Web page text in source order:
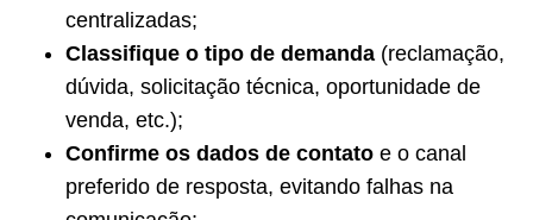
centralizadas;
Classifique o tipo de demanda (reclamação,
dúvida, solicitação técnica, oportunidade de
venda, etc.);
Confirme os dados de contato e o canal
preferido de resposta, evitando falhas na